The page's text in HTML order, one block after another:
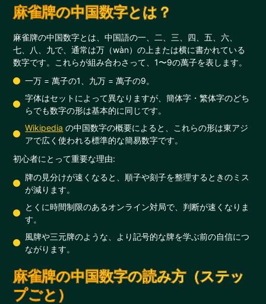
麻雀牌の中国数字とは？
麻雀牌の中国数字とは、中国語の一、二、三、四、五、六、
七、八、九で、通常は万（wàn）の上または横に書かれている
数字です。これらが組み合わさって、1〜9の萬子を表します。
一万 = 萬子の1、九万 = 萬子の9。
字体はセットによって異なりますが、簡体字・繁体字のどち
らでも数字の形は基本的に同じです。
Wikipedia の中国数字の概要によると、これらの形は東アジ
アで広く使われる標準的な簡易数字です。
初心者にとって重要な理由:
牌の見分けが速くなると、順子や刻子を整理するときのミス
が減ります。
とくに時間制限のあるオンライン対局で、判断が速くなりま
す。
風牌や三元牌のような、より記号的な牌を学ぶ前の自信につ
ながります。
麻雀牌の中国数字の読み方（ステッ
プごと）